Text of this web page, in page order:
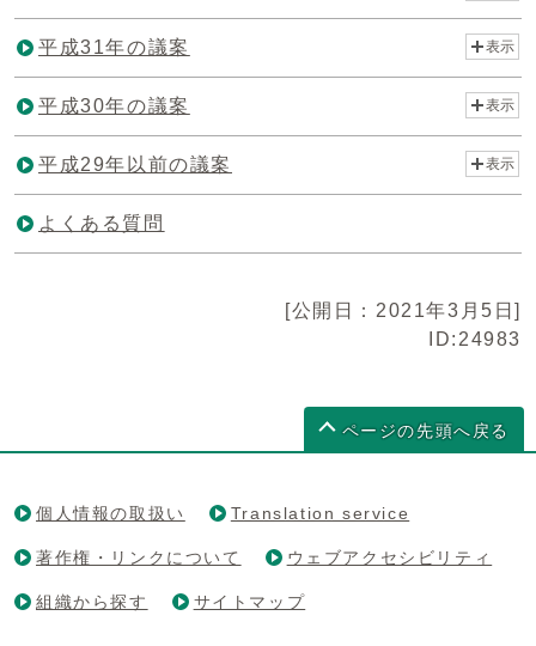
平成31年の議案 表示
平成30年の議案 表示
平成29年以前の議案 表示
よくある質問
[公開日：2021年3月5日]
ID:24983
ページの先頭へ戻る
個人情報の取扱い Translation service
著作権・リンクについて ウェブアクセシビリティ
組織から探す サイトマップ